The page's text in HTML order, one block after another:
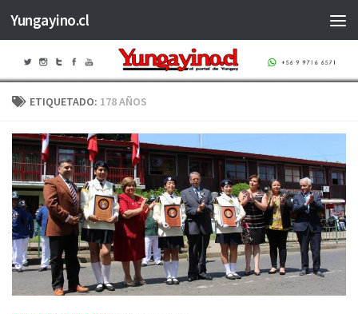
Saltar al contenido
Yungayino.cl
ETIQUETADO: 178 AÑOS